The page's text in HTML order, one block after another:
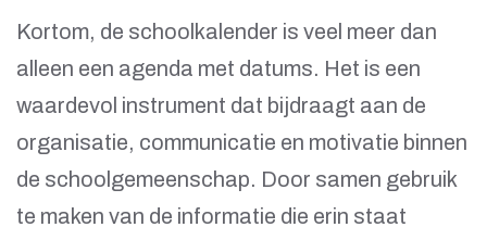
Kortom, de schoolkalender is veel meer dan
alleen een agenda met datums. Het is een
waardevol instrument dat bijdraagt aan de
organisatie, communicatie en motivatie binnen
de schoolgemeenschap. Door samen gebruik
te maken van de informatie die erin staat